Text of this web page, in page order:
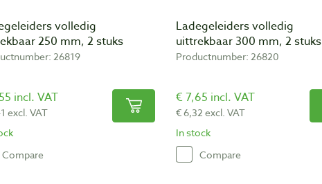
volledig
250 mm, 2 stuks
26819
incl. VAT
excl. VAT
Compare
Ladegeleiders volledig
uittrekbaar 300 mm, 2 stuks
Productnumber: 26820
€ 7,65 incl. VAT
€ 6,32 excl. VAT
In stock
Compare